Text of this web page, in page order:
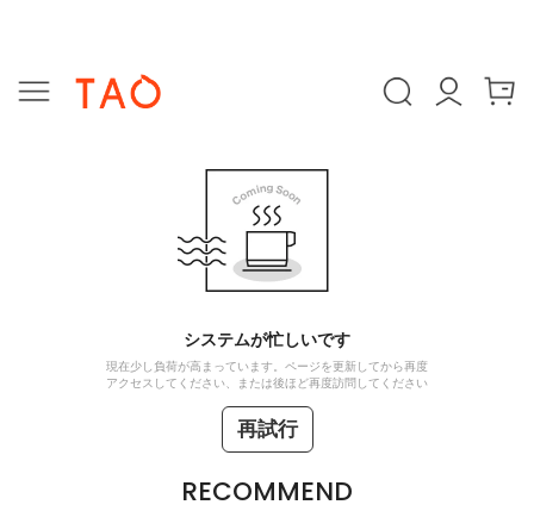
システムが忙しいです
現在少し負荷が高まっています。ページを更新してから再度
アクセスしてください、または後ほど再度訪問してください
再試行
RECOMMEND